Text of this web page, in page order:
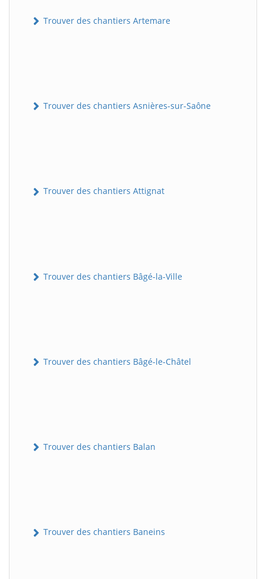
Trouver des chantiers Artemare
Trouver des chantiers Asnières-sur-Saône
Trouver des chantiers Attignat
Trouver des chantiers Bâgé-la-Ville
Trouver des chantiers Bâgé-le-Châtel
Trouver des chantiers Balan
Trouver des chantiers Baneins